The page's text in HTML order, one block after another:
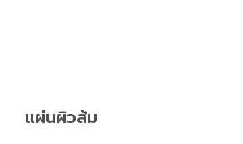
แผ่นผิวส้ม